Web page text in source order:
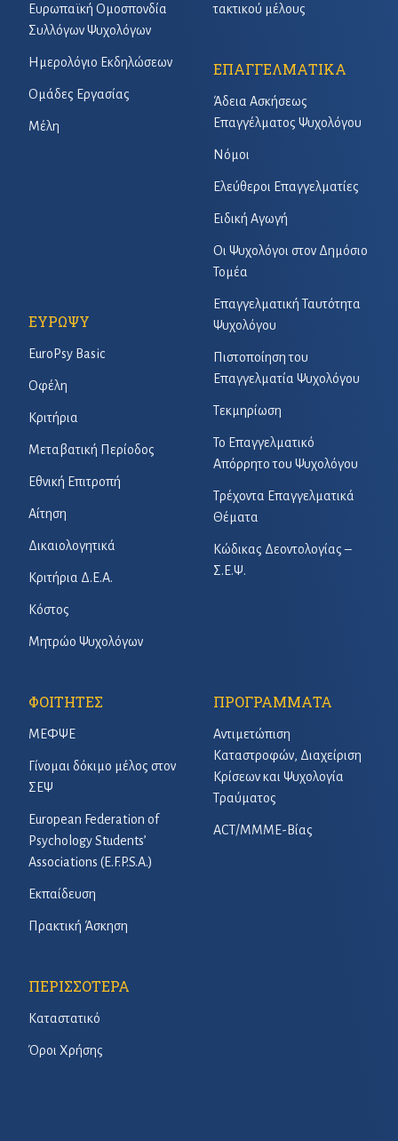
Ευρωπαϊκή Ομοσπονδία
Συλλόγων Ψυχολόγων
Ημερολόγιο Εκδηλώσεων
Ομάδες Εργασίας
Μέλη
τακτικού μέλους
ΕΠΑΓΓΕΛΜΑΤΙΚΑ
Άδεια Ασκήσεως
Επαγγέλματος Ψυχολόγου
Νόμοι
Ελεύθεροι Επαγγελματίες
Ειδική Αγωγή
Οι Ψυχολόγοι στον Δημόσιο
Τομέα
Επαγγελματική Ταυτότητα
Ψυχολόγου
Πιστοποίηση του
Επαγγελματία Ψυχολόγου
Τεκμηρίωση
Το Επαγγελματικό
Απόρρητο του Ψυχολόγου
Τρέχοντα Επαγγελματικά
Θέματα
Κώδικας Δεοντολογίας –
Σ.Ε.Ψ.
ΕΥΡΩΨΥ
EuroPsy Basic
Οφέλη
Κριτήρια
Μεταβατική Περίοδος
Εθνική Επιτροπή
Αίτηση
Δικαιολογητικά
Κριτήρια Δ.Ε.Α.
Κόστος
Μητρώο Ψυχολόγων
ΦΟΙΤΗΤΕΣ
ΜΕΦΨΕ
Γίνομαι δόκιμο μέλος στον
ΣΕΨ
European Federation of
Psychology Students’
Associations (E.F.P.S.A.)
Εκπαίδευση
Πρακτική Άσκηση
ΠΡΟΓΡΑΜΜΑΤΑ
Αντιμετώπιση
Καταστροφών, Διαχείριση
Κρίσεων και Ψυχολογία
Τραύματος
ACT/ΜΜΜΕ-Βίας
ΠΕΡΙΣΣΟΤΕΡΑ
Καταστατικό
Όροι Χρήσης